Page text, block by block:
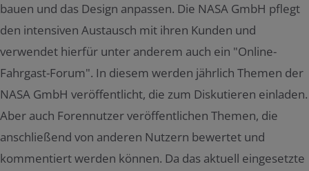
bauen und das Design anpassen. Die NASA GmbH pflegt
den intensiven Austausch mit ihren Kunden und
verwendet hierfür unter anderem auch ein "Online-
Fahrgast-Forum". In diesem werden jährlich Themen der
NASA GmbH veröffentlicht, die zum Diskutieren einladen.
Aber auch Forennutzer veröffentlichen Themen, die
anschließend von anderen Nutzern bewertet und
kommentiert werden können. Da das aktuell eingesetzte